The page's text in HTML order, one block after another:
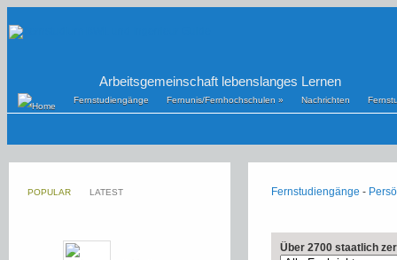
Arbeitsgemeinschaft lebenslanges Lernen
Fernstudiengänge Fernunis/Fernhochschulen » Nachrichten
Fernstudiengänge -
Über 2700 staatlich
POPULAR LATEST